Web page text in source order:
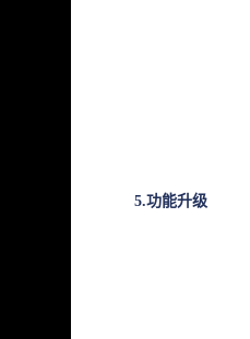
5.功能升级